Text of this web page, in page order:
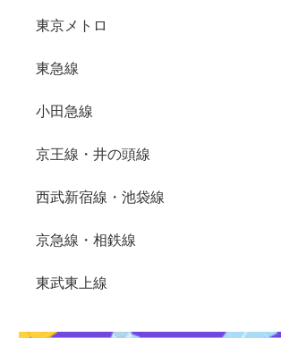
東京メトロ
東急線
小田急線
京王線・井の頭線
西武新宿線・池袋線
京急線・相鉄線
東武東上線